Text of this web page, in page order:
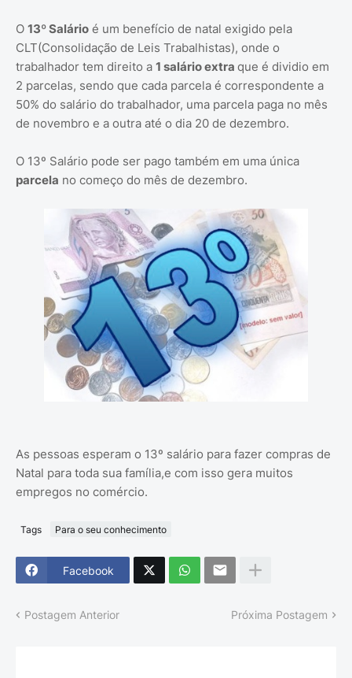
O 13º Salário é um benefício de natal exigido pela
CLT(Consolidação de Leis Trabalhistas), onde o
trabalhador tem direito a 1 salário extra que é dividio em
2 parcelas, sendo que cada parcela é correspondente a
50% do salário do trabalhador, uma parcela paga no mês
de novembro e a outra até o dia 20 de dezembro.
O 13º Salário pode ser pago também em uma única
parcela no começo do mês de dezembro.
As pessoas esperam o 13º salário para fazer compras de
Natal para toda sua família,e com isso gera muitos
empregos no comércio.
Tags Para o seu conhecimento
Facebook
Postagem Anterior Próxima Postagem